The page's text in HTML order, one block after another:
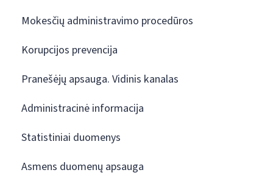
Mokesčių administravimo procedūros
Korupcijos prevencija
Pranešėjų apsauga. Vidinis kanalas
Administracinė informacija
Statistiniai duomenys
Asmens duomenų apsauga